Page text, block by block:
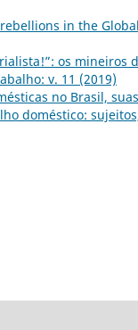
in the Global
os mineiros
v. 11 (2019)
no Brasil, suas
doméstico: